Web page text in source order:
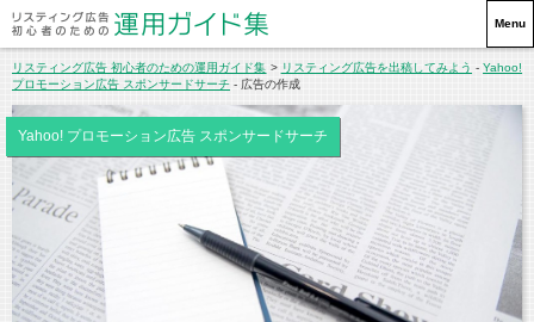
リスティング広告 初心者のための運用ガイド集 > リスティング広告を出稿してみよう -Yahoo!
プロモーション広告 スポンサードサーチ - 広告の作成
Yahoo! プロモーション広告 スポンサードサーチ
リスティング広告 初心者のための
Menu